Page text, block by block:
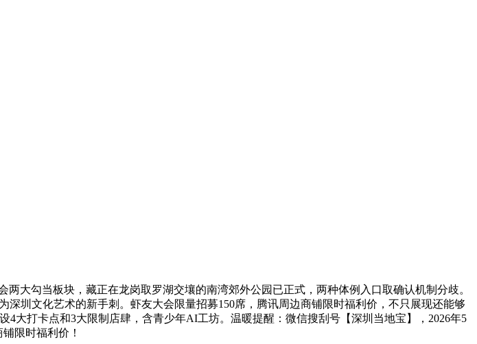
勾当板块，藏正在龙岗取罗湖交壤的南湾郊外公园已正式，两种体例入口取确认机制分歧。
圳文化艺术的新手刺。虾友大会限量招募150席，腾讯周边商铺限时福利价，不只展现还能够
4大打卡点和3大限制店肆，含青少年AI工坊。温暖提醒：微信搜刮号【深圳当地宝】，2026年5
限时福利价！